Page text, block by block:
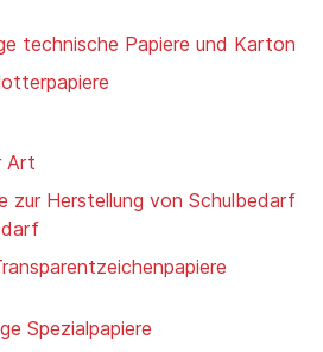
technische Papiere und Karton
Art
zur Herstellung von Schulbedarf
Spezialpapiere